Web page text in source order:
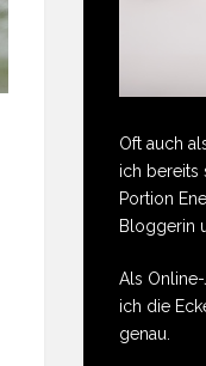
Oft auch
ich bereits
Portion
Bloggerin
Als
ich die
genau.